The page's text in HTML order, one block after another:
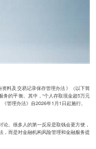
料及交易记录保存管理办法》（以下简
的平衡。其中，“个人存取现金超5万元
管理办法》自2026年1月1日起施行。
论。很多人的第一反应是取钱会更方便，
，而是对金融机构风险管理和金融服务提